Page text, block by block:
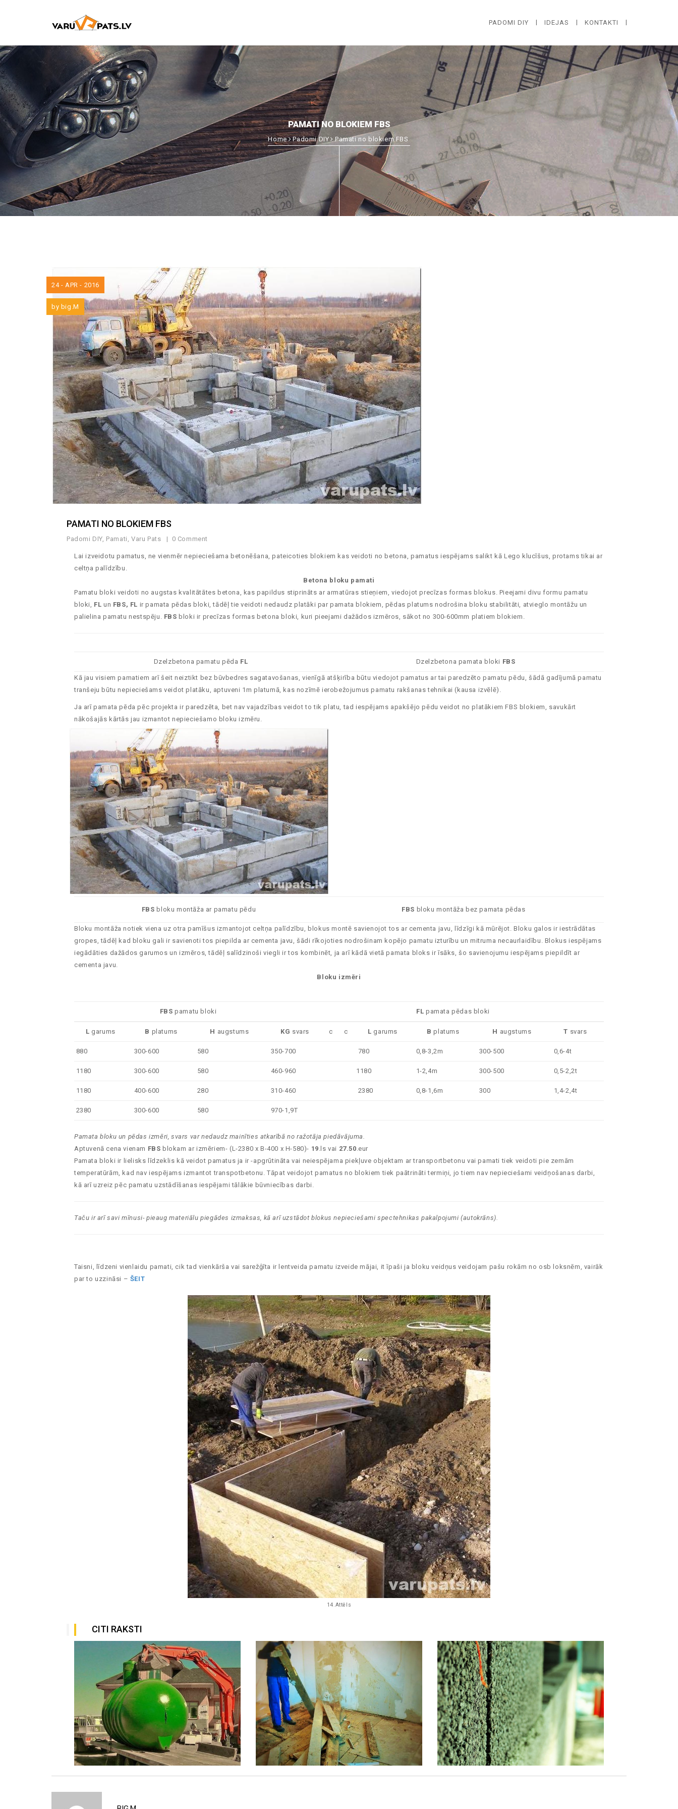
PADOMI DIY IDEJAS KONTAKTI
PAMATI NO BLOKIEM FBS
Home Padomi DIY Pamati no blokiem FBS
24 - APR - 2016
by big.M
PAMATI NO BLOKIEM FBS
Padomi DIY, Pamati ,Varu Pats 0 Comment
Lai izveidotu pamatus, ne vienmēr nepieciešama betonēšana, pateicoties blokiem kas veidoti no betona, pamatus iespējams salikt kā Lego klucīšus, protams tikai ar
celtņa palīdzību.
Betona bloku pamati
Pamatu bloki veidoti no augstas kvalitātātes betona, kas papildus stiprināts ar armatūras stieņiem, viedojot precīzas formas blokus. Pieejami divu formu pamatu
bloki, FLun FBS, FL ir pamata pēdas bloki, tādēļ tie veidoti nedaudz platāki par pamata blokiem, pēdas platums nodrošina bloku stabilitāti, atvieglo montāžu un
palielina pamatu nestspēju. FBS bloki ir precīzas formas betona bloki, kuri pieejami dažādos izmēros, sākot no 300-600mm platiem blokiem.
Dzelzbetona pamatu pēda FL Dzelzbetona pamata bloki FBS
Kā jau visiem pamatiem arī šeit neiztikt bez būvbedres sagatavošanas, vienīgā atšķirība būtu viedojot pamatus ar tai paredzēto pamatu pēdu, šādā gadījumā pamatu
tranšeju būtu nepieciešams veidot platāku, aptuveni 1m platumā, kas nozīmē ierobežojumus pamatu rakšanas tehnikai (kausa izvēlē).
Ja arī pamata pēda pēc projekta ir paredzēta, bet nav vajadzības veidot to tik platu, tad iespējams apakšējo pēdu veidot no platākiem FBS blokiem, savukārt
nākošajās kārtās jau izmantot nepieciešamo bloku izmēru.
FBS bloku montāža ar pamatu pēdu FBS bloku montāža bez pamata pēdas
Bloku montāža notiek viena uz otra pamīšus izmantojot celtņa palīdzību, blokus montē savienojot tos ar cementa javu, līdzīgi kā mūrējot. Bloku galos ir iestrādātas
gropes, tādēļ kad bloku gali ir savienoti tos piepilda ar cementa javu, šādi rīkojoties nodrošinam kopējo pamatu izturību un mitruma necaurlaidību. Blokus iespējams
iegādāties dažādos garumos un izmēros, tādēļ salīdzinoši viegli ir tos kombinēt, ja arī kādā vietā pamata bloks ir īsāks, šo savienojumu iespējams piepildīt ar
cementa javu.
Bloku izmēri
FBS pamatu bloki FL pamata pēdas bloki
L garums B platums H augstums KG svars c c L garums B platums H augstums T svars
880 300-600 580 350-700 780 0,8-3,2m 300-500 0,6-4t
1180 300-600 580 460-960 1180 1-2,4m 300-500 0,5-2,2t
1180 400-600 280 310-460 2380 0,8-1,6m 300 1,4-2,4t
2380 300-600 580 970-1,9T
Pamata bloku un pēdas izmēri, svars var nedaudz mainīties atkarībā no ražotāja piedāvājuma.
Aptuvenā cena vienam FBS blokam ar izmēriem- (L-2380 x B-400 x H-580)- 19.ls vai 27.50.eur
Pamata bloki ir lielisks līdzeklis kā veidot pamatus ja ir -apgrūtināta vai neiespējama piekļuve objektam ar transportbetonu vai pamati tiek veidoti pie zemām
temperatūrām, kad nav iespējams izmantot transpotbetonu. Tāpat veidojot pamatus no blokiem tiek paātrināti termiņi, jo tiem nav nepieciešami veidņošanas darbi,
kā arī uzreiz pēc pamatu uzstādīšanas iespējami tālākie būvniecības darbi.
Taču ir arī savi mīnusi- pieaug materiālu piegādes izmaksas, kā arī uzstādot blokus nepieciešami spectehnikas pakalpojumi (autokrāns).
Taisni, līdzeni vienlaidu pamati, cik tad vienkārša vai sarežģīta ir lentveida pamatu izveide mājai, it īpaši ja bloku veidņus veidojam pašu rokām no osb loksnēm, vairāk
par to uzzināsi – ŠEIT
14.Attēls
CITI RAKSTI
November 25, 2016
СТРОИТЕЛЬСТВО
РЕГИПСОВОГО
ПОЛА
April 15, 2018
СТЕНА ИЗ
КЕРАМЗИТНЫХ
БЛОКОВ:
РАСЦЕНКИ И
НЮАНСЫ